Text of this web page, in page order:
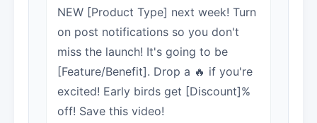
NEW [Product Type] next week! Turn
on post notifications so you don't
miss the launch! It's going to be
[Feature/Benefit]. Drop a 🔥 if you're
excited! Early birds get [Discount]%
off! Save this video!